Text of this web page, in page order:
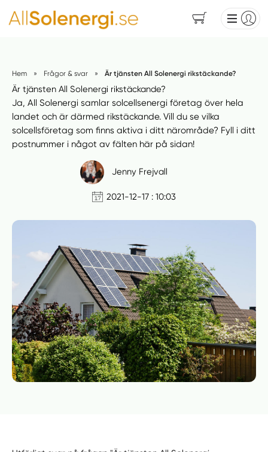
Hem » Frågor & svar » Är tjänsten All Solenergi rikstäckande?
Är tjänsten All Solenergi rikstäckande?
Ja, All Solenergi samlar solcellsenergi företag över hela
landet och är därmed rikstäckande. Vill du se vilka
solcellsföretag som finns aktiva i ditt närområde? Fyll i ditt
postnummer i något av fälten här på sidan!
Jenny Frejvall
2021-12-17 : 10:03